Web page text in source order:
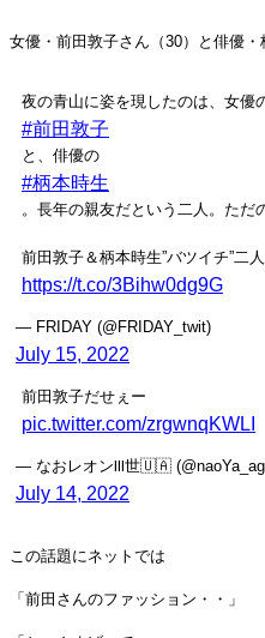
女優・前田敦子さん（30）と俳優
夜の青山に姿を現したのは、女優
#前田敦子
と、俳優の
#柄本時生
。長年の親友だという二人。た
前田敦子＆柄本時生”バツイチ”二
https://t.co/3Bihw0dg9G
— FRIDAY (@FRIDAY_twit)
July 15, 2022
前田敦子だせぇー
pic.twitter.com/zrgwnqKWLI
— なおレオンⅢ世🇺🇦
July 14, 2022
この話題にネットでは
「前田さんのファッション・・」